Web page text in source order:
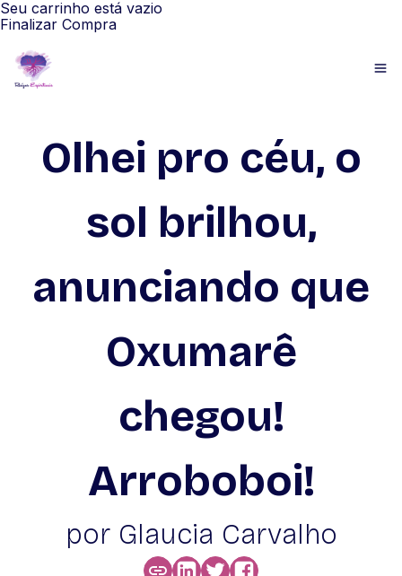
Seu carrinho está vazio
Finalizar Compra
Olhei pro céu, o
sol brilhou,
anunciando que
Oxumarê
chegou!
Arroboboi!
por Glaucia Carvalho